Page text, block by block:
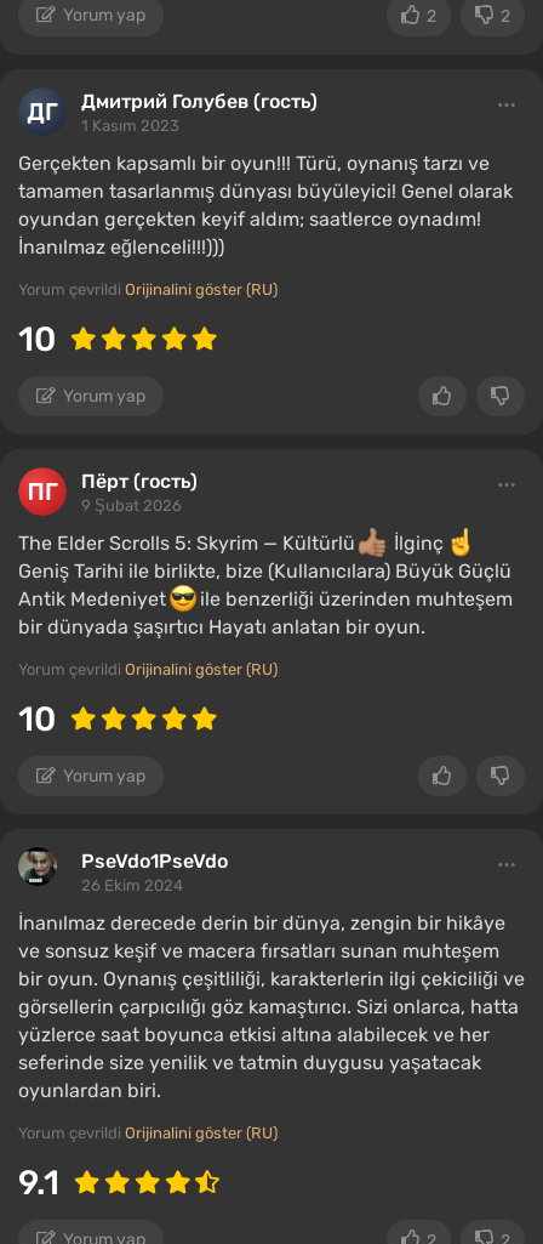
Yorum yap 2 2
Дмитрий Голубев (гость)
1 Kasım 2023
Gerçekten kapsamlı bir oyun!!! Türü, oynanış tarzı ve
tamamen tasarlanmış dünyası büyüleyici! Genel olarak
oyundan gerçekten keyif aldım; saatlerce oynadım!
İnanılmaz eğlenceli!!!)))
Yorum çevrildi Orijinalini göster (RU)
10
Yorum yap
Пёрт (гость)
9 Şubat 2026
The Elder Scrolls 5: Skyrim — Kültürlü
İlginç
Geniş Tarihi ile birlikte, bize (Kullanıcılara) Büyük Güçlü
Antik Medeniyet
ile benzerliği üzerinden muhteşem
bir dünyada şaşırtıcı Hayatı anlatan bir oyun.
Yorum çevrildi Orijinalini göster (RU)
10
Yorum yap
PseVdo1PseVdo
26 Ekim 2024
İnanılmaz derecede derin bir dünya, zengin bir hikâye
ve sonsuz keşif ve macera fırsatları sunan muhteşem
bir oyun. Oynanış çeşitliliği, karakterlerin ilgi çekiciliği ve
görsellerin çarpıcılığı göz kamaştırıcı. Sizi onlarca, hatta
yüzlerce saat boyunca etkisi altına alabilecek ve her
seferinde size yenilik ve tatmin duygusu yaşatacak
oyunlardan biri.
Yorum çevrildi Orijinalini göster (RU)
9.1
Yorum yap